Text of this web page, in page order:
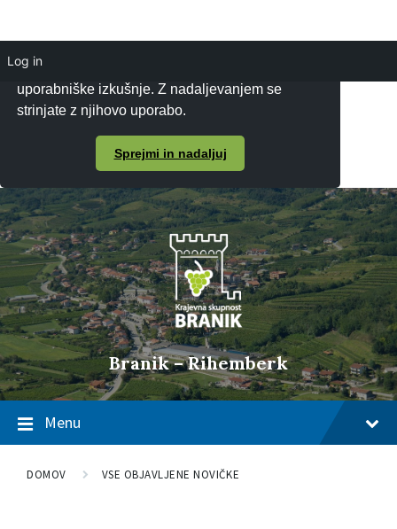
Piškotke uporabljamo za zagotavljanje boljše
uporabniške izkušnje. Z nadaljevanjem se
strinjate z njihovo uporabo.
Sprejmi in nadaljuj
Branik – Rihemberk
Menu
DOMOV VSE OBJAVLJENE NOVIČKE
Log in